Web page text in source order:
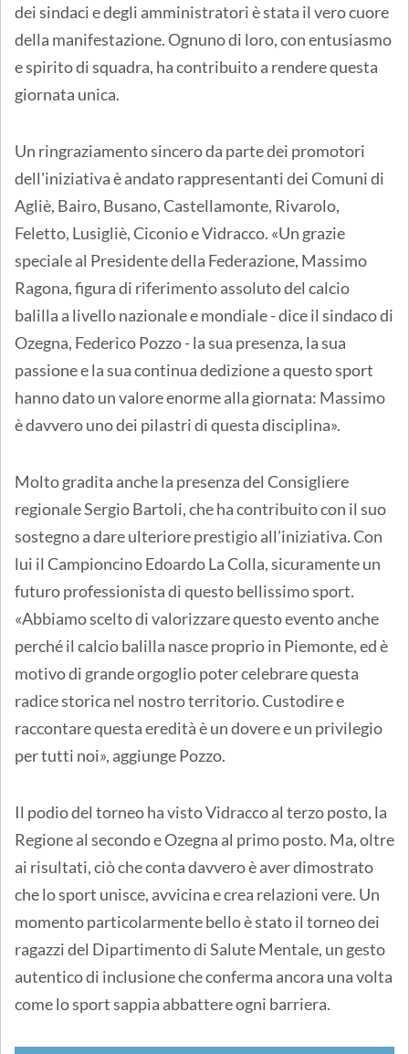
dei sindaci e degli amministratori è stata il vero cuore
della manifestazione. Ognuno di loro, con entusiasmo
e spirito di squadra, ha contribuito a rendere questa
giornata unica.
Un ringraziamento sincero da parte dei promotori
dell'iniziativa è andato rappresentanti dei Comuni di
Agliè, Bairo, Busano, Castellamonte, Rivarolo,
Feletto, Lusigliè, Ciconio e Vidracco. «Un grazie
speciale al Presidente della Federazione, Massimo
Ragona, figura di riferimento assoluto del calcio
balilla a livello nazionale e mondiale - dice il sindaco di
Ozegna, Federico Pozzo - la sua presenza, la sua
passione e la sua continua dedizione a questo sport
hanno dato un valore enorme alla giornata: Massimo
è davvero uno dei pilastri di questa disciplina».
Molto gradita anche la presenza del Consigliere
regionale Sergio Bartoli, che ha contribuito con il suo
sostegno a dare ulteriore prestigio all’iniziativa. Con
lui il Campioncino Edoardo La Colla, sicuramente un
futuro professionista di questo bellissimo sport.
«Abbiamo scelto di valorizzare questo evento anche
perché il calcio balilla nasce proprio in Piemonte, ed è
motivo di grande orgoglio poter celebrare questa
radice storica nel nostro territorio. Custodire e
raccontare questa eredità è un dovere e un privilegio
per tutti noi», aggiunge Pozzo.
Il podio del torneo ha visto Vidracco al terzo posto, la
Regione al secondo e Ozegna al primo posto. Ma, oltre
ai risultati, ciò che conta davvero è aver dimostrato
che lo sport unisce, avvicina e crea relazioni vere. Un
momento particolarmente bello è stato il torneo dei
ragazzi del Dipartimento di Salute Mentale, un gesto
autentico di inclusione che conferma ancora una volta
come lo sport sappia abbattere ogni barriera.